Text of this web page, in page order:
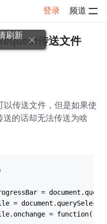
登录 频道
情
传送文件
传送文件，但是如果使
的话却无法传送为啥
=
=
= function(){
刷新